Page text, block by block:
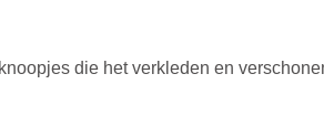
die het verkleden en